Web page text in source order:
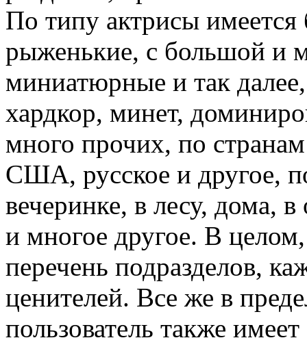
По типу актрисы
рыженькие, с большой и
миниатюрные и так
хардкор, минет,
много прочих, по
США, русское и другое,
вечеринке, в лесу, дома,
и многое другое. В
перечень подразделов,
ценителей. Все же в
пользователь также